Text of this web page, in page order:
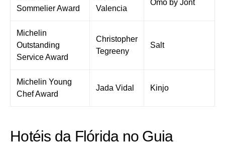
Sommelier Award
Valencia
Ômo by Jônt
Michelin
Outstanding
Service Award
Christopher
Tegreeny
Salt
Michelin Young
Chef Award
Jada Vidal Kinjo
Hotéis da Flórida no Guia